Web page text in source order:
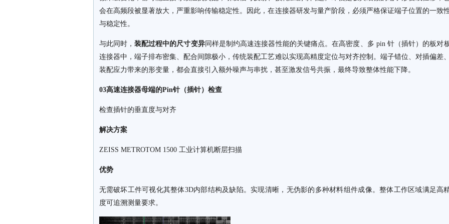
会在高频段被显著放大，严重影响传输稳定性。因此，在连接器研发与量产阶段，必须严格保证端子位置的一致
与稳定性。
与此同时， 装配过程中的尺寸变异同样是制约高速连接器性能的关键痛点。在高密度、多 pin 针（插针）的板对
连接器中，端子排布密集、配合间隙极小，传统装配工艺难以实现高精度定位与对齐控制。端子错位、对插偏差、
装配应力带来的形变量，都会直接引入额外噪声与串扰，甚至激发信号共振，最终导致整体性能下降。
03高速连接器母端的Pin针（插针）检查
检查插针的垂直度与对齐
解决方案
ZEISS METROTOM 1500 工业计算机断层扫描
优势
无需破坏工件可视化其整体3D内部结构及缺陷。实现清晰，无伪影的多种材料组件成像。整体工作区域满足高
度可追溯测量要求。